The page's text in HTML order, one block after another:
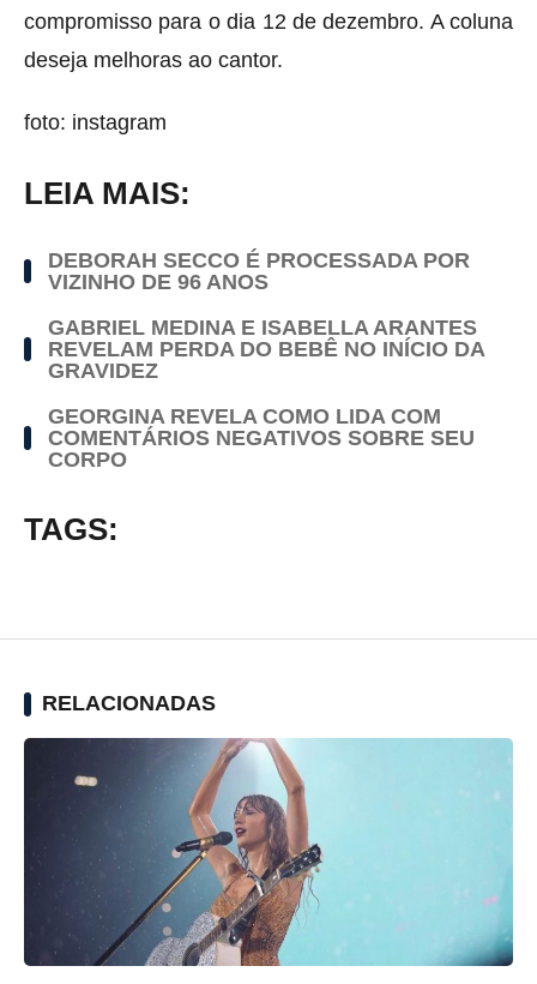
compromisso para o dia 12 de dezembro. A coluna
deseja melhoras ao cantor.
foto: instagram
LEIA MAIS:
DEBORAH SECCO É PROCESSADA POR
VIZINHO DE 96 ANOS
GABRIEL MEDINA E ISABELLA ARANTES
REVELAM PERDA DO BEBÊ NO INÍCIO DA
GRAVIDEZ
GEORGINA REVELA COMO LIDA COM
COMENTÁRIOS NEGATIVOS SOBRE SEU
CORPO
TAGS:
RELACIONADAS